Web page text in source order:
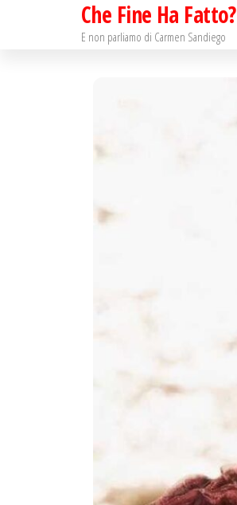
Che Fine Ha Fatto?
E non parliamo di Carmen Sandiego